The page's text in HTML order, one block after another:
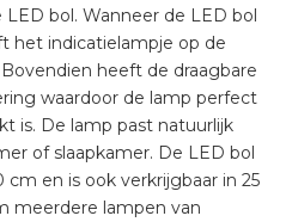
bol. Wanneer de LED bol
het indicatielampje op de
heeft de draagbare
waardoor de lamp perfect
is. De lamp past natuurlijk
of slaapkamer. De LED bol
en is ook verkrijgbaar in 25
meerdere lampen van